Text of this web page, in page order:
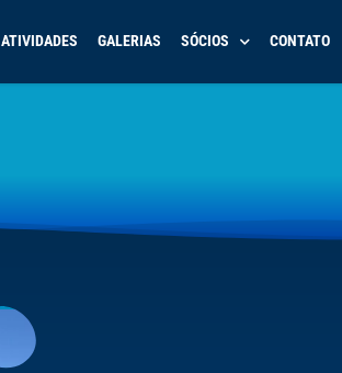
ATIVIDADES GALERIAS SÓCIOS CONTATO